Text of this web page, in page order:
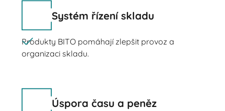
Systém řízení skladu
Produkty BITO pomáhají zlepšit provoz a
organizaci skladu.
Úspora času a peněz